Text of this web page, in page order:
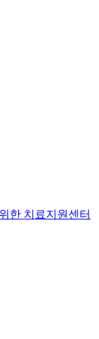
한 치료지원센터